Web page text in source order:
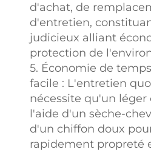
d'achat, de
d'entretien,
judicieux alliant
protection de
5. Économie de
facile : L'entretien
nécessite qu'un léger
l'aide d'un sèche-
d'un chiffon doux
rapidement propreté